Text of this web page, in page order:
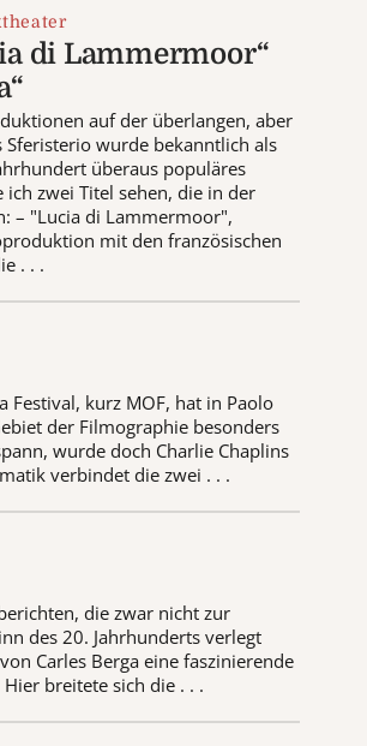
di Lammermoor“
auf der überlangen, aber
wurde bekanntlich als
überaus populäres
zwei Titel sehen, die in der
– "Lucia di Lammermoor",
mit den französischen
. . .
Festival, kurz MOF, hat in Paolo
der Filmographie besonders
wurde doch Charlie Chaplins
verbindet die zwei . . .
die zwar nicht zur
des 20. Jahrhunderts verlegt
Carles Berga eine faszinierende
breitete sich die . . .